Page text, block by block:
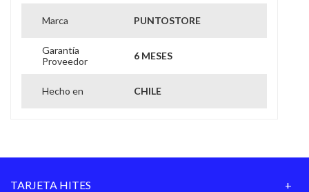
balanceo.- Disminuye la gelatina, los movimientos
inteligente.- Batería de larga duración , recargable.-
constante.- Ajuste seguro para su teléfono.- Aplicación
Marca PUNTOSTORE
Garantía
Proveedor
6 MESES
Hecho en CHILE
TARJETA HITES